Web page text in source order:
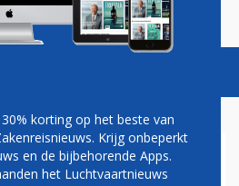
Podcasts Vacatures
korting op het beste van
Krijg onbeperkt
en de bijbehorende Apps.
het Luchtvaartnieuws